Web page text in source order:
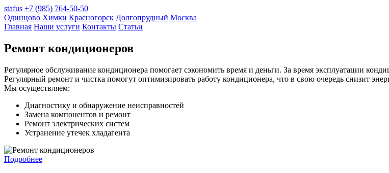
stafus +7 (985) 764-50-50
Одинцово Химки Красногорск Долгопрудный Москва
Главная Наши услуги Контакты Статьи
Ремонт кондиционеров
Регулярное обслуживание кондиционера помогает сэкономить время и деньги. За время эксплуатации
Регулярный ремонт и чистка помогут оптимизировать работу кондиционера, что в свою очередь снизит
Мы осуществляем:
Диагностику и обнаружение неисправностей
Замена компонентов и ремонт
Ремонт электрических систем
Устранение утечек хладагента
Подробнее